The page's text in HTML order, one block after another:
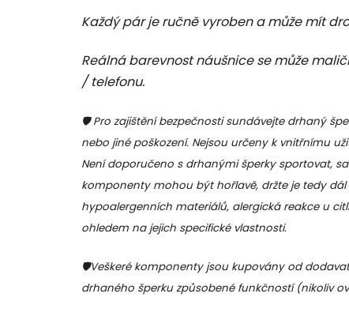
Každý pár je ručně vyroben a může mít
Reálná barevnost náušnice se může
/ telefonu.
🛡️ Pro zajištění bezpečnosti sundávejte drhaný
nebo jiné poškození. Nejsou určeny k vnitřnímu
Není doporučeno s drhanými šperky sportovat,
komponenty mohou být hořlavě, držte je tedy
hypoalergenních materiálů, alergická reakce u
ohledem na jejich specifické vlastnosti.
🛡️Veškeré komponenty jsou kupovány od
drhaného šperku způsobené funkčností (nikoliv